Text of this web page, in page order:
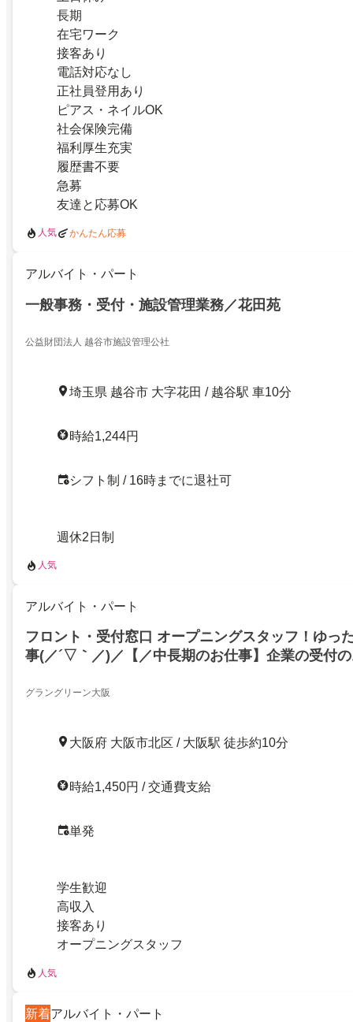
長期
在宅ワーク
接客あり
電話対応なし
正社員登用あり
ピアス・ネイルOK
社会保険完備
福利厚生充実
履歴書不要
急募
友達と応募OK
人気 かんたん応募
アルバイト・パート
一般事務・受付・施設管理業務／花田苑
公益財団法人 越谷市施設管理公社
埼玉県 越谷市 大字花田 / 越谷駅 車10分
時給1,244円
シフト制 / 16時までに退社可
週休2日制
人気
アルバイト・パート
フロント・受付窓口 オープニングスタッフ！ゆっ
事(／´▽｀／)／【／中長期のお仕事】企業の受付
グラングリーン大阪
大阪府 大阪市北区 / 大阪駅 徒歩約10分
時給1,450円 / 交通費支給
単発
学生歓迎
高収入
接客あり
オープニングスタッフ
人気
新着アルバイト・パート